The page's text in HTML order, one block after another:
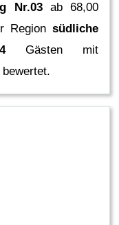
Nr.03ab 68,00
Region südliche
4Gästen mit